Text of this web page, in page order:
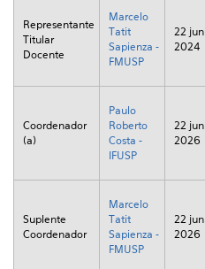
Representante
Titular
Docente
Marcelo
Tatit
Sapienza -
FMUSP
22 jun
2024
Coordenador
(a)
Paulo
Roberto
Costa -
IFUSP
22 jun
2026
Suplente
Coordenador
Marcelo
Tatit
Sapienza -
FMUSP
22 jun
2026